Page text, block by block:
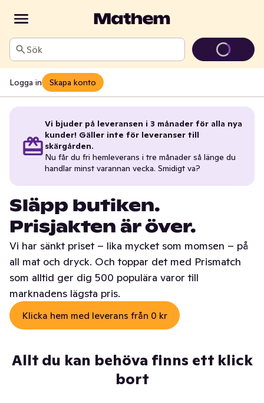
Sök
Logga in Skapa konto
Vi bjuder på leveransen i 3 månader för alla nya
kunder! Gäller inte för leveranser till
skärgården.
Nu får du fri hemleverans i tre månader så länge du
handlar minst varannan vecka. Smidigt va?
Släpp butiken.
Prisjakten är över.
Vi har sänkt priset – lika mycket som momsen – på
all mat och dryck. Och toppar det med Prismatch
som alltid ger dig 500 populära varor till
marknadens lägsta pris.
Klicka hem med leverans från 0 kr
Allt du kan behöva finns ett klick
bort